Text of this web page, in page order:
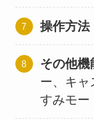
操作方法
その他機
ー、キャ
すみモー